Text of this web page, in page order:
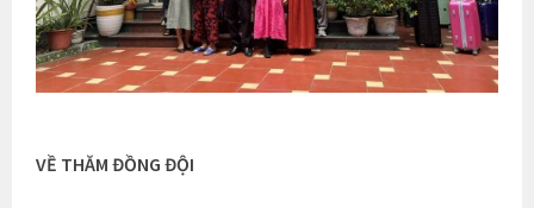
VỀ THĂM ĐỒNG ĐỘI